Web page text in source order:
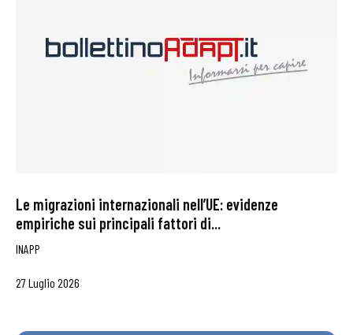
Le migrazioni internazionali nell’UE: evidenze
empiriche sui principali fattori di...
INAPP
27 Luglio 2026